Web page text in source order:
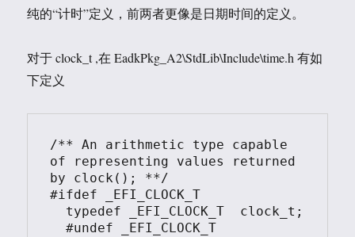
纯的“计时”定义，前两者更像是日期时间的定义。
对于 clock_t ,在 EadkPkg_A2\StdLib\Include\time.h 有如
下定义
/** An arithmetic type capable
of representing values returned
by clock(); **/
#ifdef _EFI_CLOCK_T
  #undef _EFI_CLOCK_T